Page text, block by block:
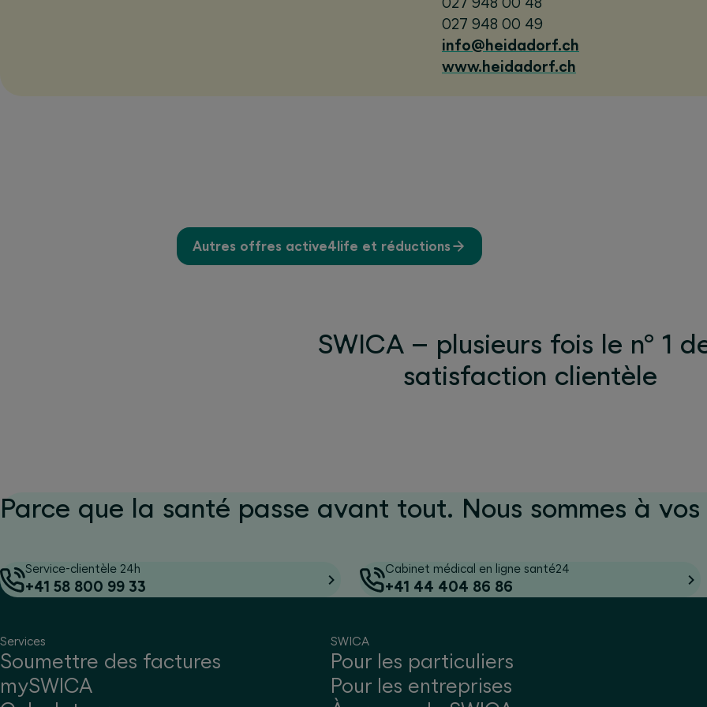
027 948 00 49
info@heidadorf.ch
www.heidadorf.ch
Autres offres active4life et réductions
SWICA – plusieurs fois le n° 1
satisfaction clientèle
Parce que la santé passe avant tout. Nous sommes à
Service-clientèle 24h
+41 58 800 99 33
Cabinet médical en ligne santé24
+41 44 404 86 86
Services
Soumettre des factures
mySWICA
SWICA
Pour les particuliers
Pour les entreprises